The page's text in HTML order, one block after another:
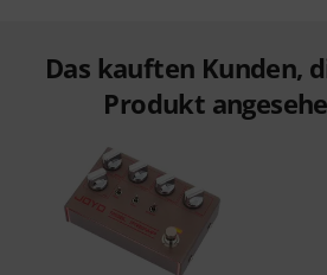
Das kauften Kunden,
Produkt